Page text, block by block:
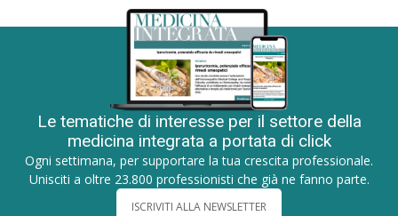
Le tematiche di interesse per il settore della
medicina integrata a portata di click
Ogni settimana, per supportare la tua crescita professionale.
Unisciti a oltre 23.800 professionisti che già ne fanno parte.
ISCRIVITI ALLA NEWSLETTER